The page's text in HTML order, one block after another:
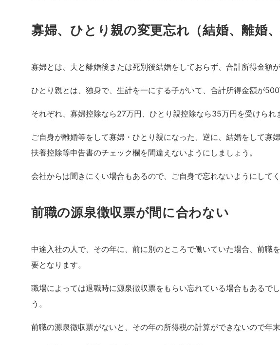
寡婦、ひとり親の変更忘れ（結婚、離婚、
寡婦とは、夫と離婚後または死別後結婚をしておらず、合計所得金額
ひとり親とは、独身で、生計を一にする子がいて、合計所得金額が
それぞれ、寡婦控除なら27万円、ひとり親控除なら35万円を受けられ
ご自身が離婚等をして寡婦・ひとり親になった、逆に、結婚をして寡
扶養控除等申告書のチェック欄を間違えないようにしましょう。
会社からは聞きにくい場合もあるので、ご自身で忘れないようにしてく
前職の源泉徴収票が間に合わない
中途入社の人で、その年に、前に別のところで働いていた場合、前職
要となります。
職場によっては退職時に源泉徴収票をもらい忘れている場合もあるで
う。
前職の源泉徴収票がないと、その年の所得税の計算ができないので年末